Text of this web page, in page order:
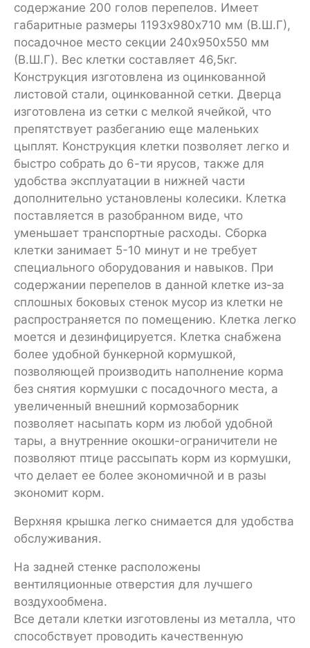
содержание 200 голов перепелов. Имеет
габаритные размеры 1193х980х710 мм (В.Ш.Г),
посадочное место секции 240х950х550 мм
(В.Ш.Г). Вес клетки составляет 46,5кг.
Конструкция изготовлена из оцинкованной
листовой стали, оцинкованной сетки. Дверца
изготовлена из сетки с мелкой ячейкой, что
препятствует разбеганию еще маленьких
цыплят. Конструкция клетки позволяет легко и
быстро собрать до 6-ти ярусов, также для
удобства эксплуатации в нижней части
дополнительно установлены колесики. Клетка
поставляется в разобранном виде, что
уменьшает транспортные расходы. Сборка
клетки занимает 5-10 минут и не требует
специального оборудования и навыков. При
содержании перепелов в данной клетке из-за
сплошных боковых стенок мусор из клетки не
распространяется по помещению. Клетка легко
моется и дезинфицируется. Клетка снабжена
более удобной бункерной кормушкой,
позволяющей производить наполнение корма
без снятия кормушки с посадочного места, а
увеличенный внешний кормозаборник
позволяет насыпать корм из любой удобной
тары, а внутренние окошки-ограничители не
позволяют птице рассыпать корм из кормушки,
что делает ее более экономичной и в разы
экономит корм.
Верхняя крышка легко снимается для удобства
обслуживания.
На задней стенке расположены
вентиляционные отверстия для лучшего
воздухообмена.
Все детали клетки изготовлены из металла, что
способствует проводить качественную